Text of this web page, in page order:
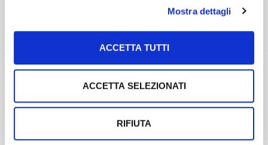
Mostra dettagli
ACCETTA TUTTI
ACCETTA SELEZIONATI
RIFIUTA